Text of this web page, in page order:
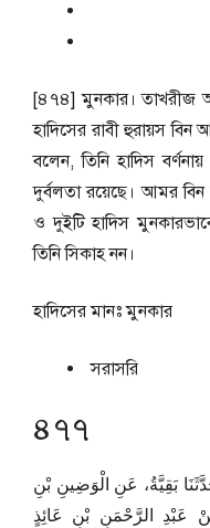
[৪৭৪] মুনকার। তাখরীজ
হাদিসের রাবী হুরায়স
বলেন, তিনি হাদিস
দুর্বলতা রয়েছে। আমর বিন
ও দুইটি হাদিস
তিনি সিকাহ নন।
হাদিসের মানঃমুনকার
সরাসরি
৪৭৭
بَقِيَّةُ، عَنِ الْوَضِينِ بْنِ
الرَّحْمَنِ بْنِ عَائِذٍ